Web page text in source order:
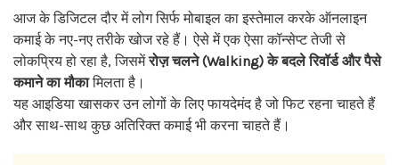
आज के डिजिटल दौर में लोग सिर्फ मोबाइल का इस्तेमाल करके ऑनलाइन
कमाई के नए-नए तरीके खोज रहे हैं। ऐसे में एक ऐसा कॉन्सेप्ट तेजी से
लोकप्रिय हो रहा है, जिसमेंरोज़ चलने (Walking) के बदले रिवॉर्ड और पैसे
कमाने का मौकामिलता है।
यह आइडिया खासकर उन लोगों के लिए फायदेमंद है जो फिट रहना चाहते हैं
और साथ-साथ कुछ अतिरिक्त कमाई भी करना चाहते हैं।